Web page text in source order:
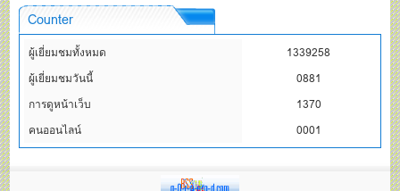
Counter
ผู้เยี่ยมชมทั้งหมด
1339258
ผู้เยี่ยมชมวันนี้
0881
การดูหน้าเว็บ
1370
คนออนไลน์
0001